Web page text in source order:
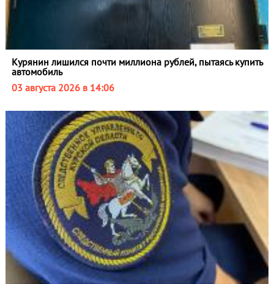
Курянин лишился почти миллиона рублей, пытаясь купить
автомобиль
03 августа 2026 в 14:06